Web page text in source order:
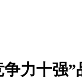
力十强